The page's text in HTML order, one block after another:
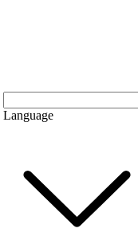
Language